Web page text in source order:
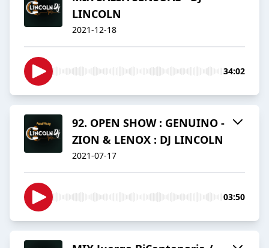
LINCOLN
2021-12-18
34:02
92. OPEN SHOW : GENUINO -
ZION & LENOX : DJ LINCOLN
2021-07-17
03:50